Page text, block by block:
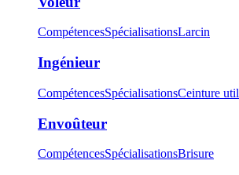
CompétencesSpécialisationsLarcin
Ingénieur
CompétencesSpécialisationsCeinture
Envoûteur
CompétencesSpécialisationsBrisure